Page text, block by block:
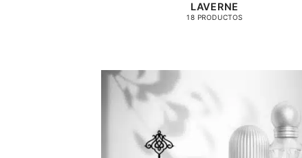
LAVERNE
18 PRODUCTOS